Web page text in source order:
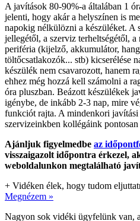
A javítások 80-90%-a általában 1
jelenti, hogy akár a helyszínen is
napokig nélkülözni a készüléket. A
jellegétől, a szerviz terheltségétől,
periféria (kijelző, akkumulátor,
töltőcsatlakozók... stb) kicserélése
készülék nem csavarozott, hanem
ehhez még hozzá kell számolni a
óra pluszban. Beázott készülékek
igénybe, de inkább 2-3 nap, mire
funkciót rajta. A mindenkori javítási
szervizeinkben kollégáink
Ajánljuk figyelmedbe az
visszaigazolt időpontra érkezel,
weboldalunkon megtalálható
+ Vidéken élek, hogy tudom
Megnézem »
Nagyon sok vidéki ügyfelünk van,